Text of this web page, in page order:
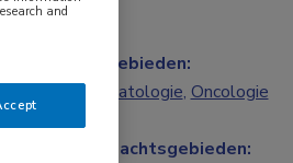
Vakgebieden:
Dermatologie, Oncologie
Aandachtsgebieden:
and